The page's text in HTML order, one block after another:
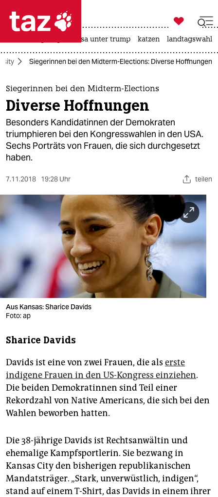
 taz zahl ich
taz zahl ich
themen
politik
öko
gesellschaft
kultur
sport
berlin
wahrheit
verlag
verlag
shop
fragen & hilfe
unterstützen
abo
epaper login

taz zahl ich
usa unter trump katzen landtagswahl
Siegerinnen bei den Midterm-Elections: Diverse Hoffnungen
Siegerinnen bei den Midterm-Elections
Diverse Hoffnungen
Besonders Kandidatinnen der Demokraten
triumphieren bei den Kongresswahlen in den USA.
Sechs Porträts von Frauen, die sich durchgesetzt
haben.
7.11.2018 19:28 Uhr teilen
Aus Kansas: Sharice Davids
Foto: ap
Sharice Davids
Davids ist eine von zwei Frauen, die als erste
indigene Frauen in den US-Kongress einziehen.
Die beiden Demokratinnen sind Teil einer
Rekordzahl von Native Americans, die sich bei den
Wahlen beworben hatten.
Die 38-jährige Davids ist Rechtsanwältin und
ehemalige Kampfsportlerin. Sie bezwang in
Kansas City den bisherigen republikanischen
Mandatsträger. „Stark, unverwüstlich, indigen“,
stand auf einem T-Shirt, das Davids in einem ihrer